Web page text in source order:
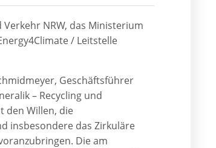
NRW, das Ministerium
/ Leitstelle
Geschäftsführer
– Recycling und
den Willen, die
insbesondere das Zirkuläre
Die am